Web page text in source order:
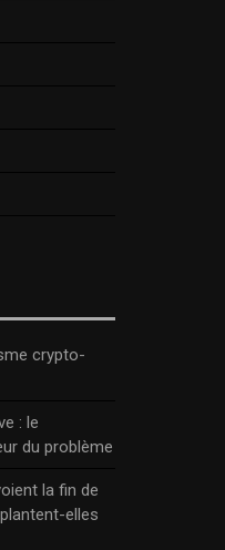
crypto-
: le
du problème
la fin de
elles